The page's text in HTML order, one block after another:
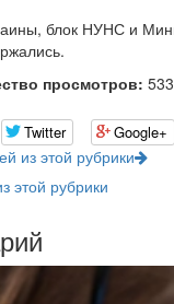
блок НУНС и
просмотров: 533
Twitter Google+
из этой рубрики
этой рубрики